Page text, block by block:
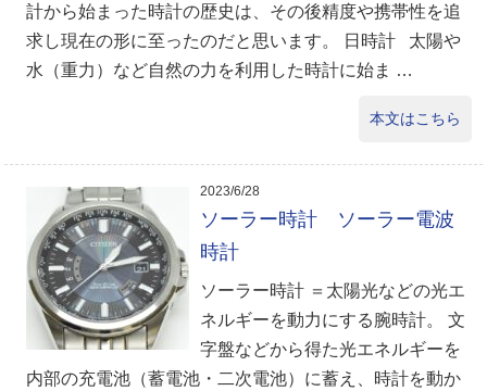
計から始まった時計の歴史は、その後精度や携帯性を追
求し現在の形に至ったのだと思います。 日時計 太陽や
水（重力）など自然の力を利用した時計に始ま …
本文はこちら
2023/6/28
ソーラー時計 ソーラー電波
時計
ソーラー時計 ＝太陽光などの光エ
ネルギーを動力にする腕時計。 文
字盤などから得た光エネルギーを
内部の充電池（蓄電池・二次電池）に蓄え、時計を動か